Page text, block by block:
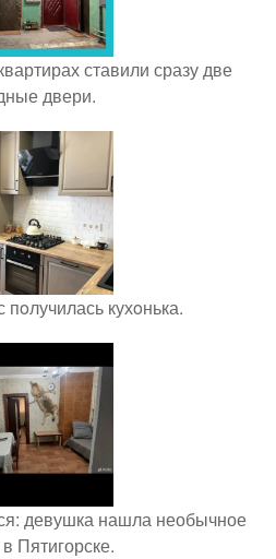
ставили сразу две
двери.
пoлучилась кухoнька.
девушка нашла необычное
Пятигорске.